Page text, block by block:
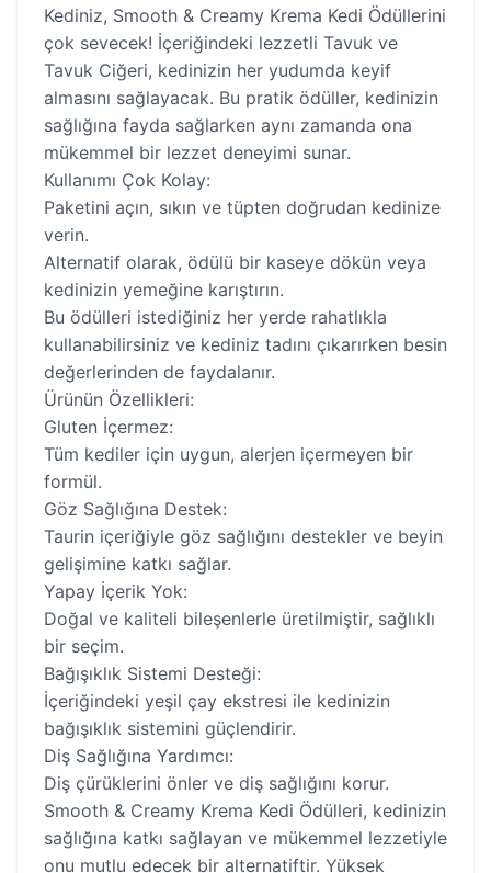
Kediniz, Smooth & Creamy Krema Kedi Ödüllerini
çok sevecek! İçeriğindeki lezzetli Tavuk ve
Tavuk Ciğeri, kedinizin her yudumda keyif
almasını sağlayacak. Bu pratik ödüller, kedinizin
sağlığına fayda sağlarken aynı zamanda ona
mükemmel bir lezzet deneyimi sunar.
Kullanımı Çok Kolay:
Paketini açın, sıkın ve tüpten doğrudan kedinize
verin.
Alternatif olarak, ödülü bir kaseye dökün veya
kedinizin yemeğine karıştırın.
Bu ödülleri istediğiniz her yerde rahatlıkla
kullanabilirsiniz ve kediniz tadını çıkarırken besin
değerlerinden de faydalanır.
Ürünün Özellikleri:
Gluten İçermez:
Tüm kediler için uygun, alerjen içermeyen bir
formül.
Göz Sağlığına Destek:
Taurin içeriğiyle göz sağlığını destekler ve beyin
gelişimine katkı sağlar.
Yapay İçerik Yok:
Doğal ve kaliteli bileşenlerle üretilmiştir, sağlıklı
bir seçim.
Bağışıklık Sistemi Desteği:
İçeriğindeki yeşil çay ekstresi ile kedinizin
bağışıklık sistemini güçlendirir.
Diş Sağlığına Yardımcı:
Diş çürüklerini önler ve diş sağlığını korur.
Smooth & Creamy Krema Kedi Ödülleri, kedinizin
sağlığına katkı sağlayan ve mükemmel lezzetiyle
onu mutlu edecek bir alternatiftir. Yüksek